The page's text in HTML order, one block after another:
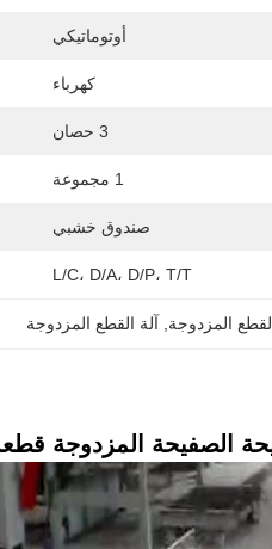
أوتوماتيكي
كهرباء
3 حصان
1 مجموعة
صندوق خشبي
L/C، D/A، D/P، T/T
المزدوجة آلة القطع المزدوجة
الصفيحة المزدوجة